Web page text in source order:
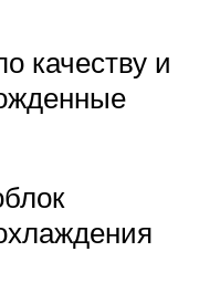
качеству и